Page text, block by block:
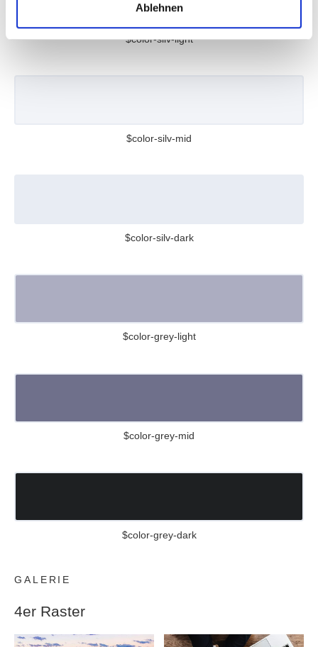
Ablehnen
$color-silv-light
$color-silv-mid
$color-silv-dark
$color-grey-light
$color-grey-mid
$color-grey-dark
GALERIE
4er Raster